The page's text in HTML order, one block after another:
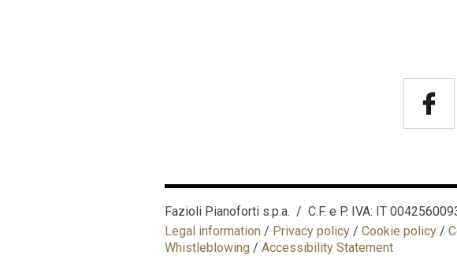
Fazioli Pianoforti s.p.a. / C.F. e P. IVA: IT
Legal information / Privacy policy / Cookie policy /
Whistleblowing / Accessibility Statement